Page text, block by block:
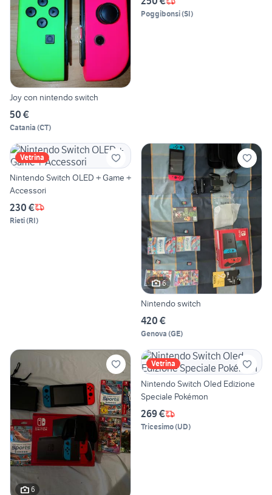
Joy con nintendo switch
50 €
Catania (CT)
Poggibonsi(SI)
Vetrina
Nintendo Switch OLED + Game +
Accessori
230 €
Rieti(RI)
6
Nintendo switch
420 €
Genova (GE)
6
Vetrina
Nintendo Switch Oled Edizione
Speciale Pokémon
269 €
Tricesimo(UD)